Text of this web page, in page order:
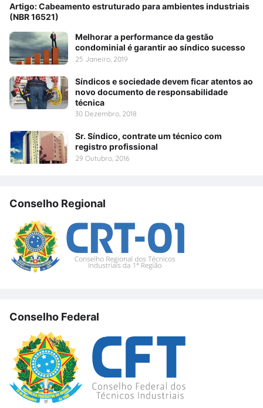
Artigo: Cabeamento estruturado para ambientes industriais
(NBR 16521)
Melhorar a performance da gestão
condominial é garantir ao síndico sucesso
25 Janeiro, 2019
Síndicos e sociedade devem ficar atentos ao
novo documento de responsabilidade
técnica
30 Dezembro, 2018
Sr. Síndico, contrate um técnico com
registro profissional
29 Outubro, 2016
Conselho Regional
Conselho Federal